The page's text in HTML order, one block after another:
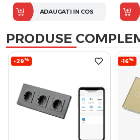
ADAUGATI IN COS
PRODUSE
-29% -16%